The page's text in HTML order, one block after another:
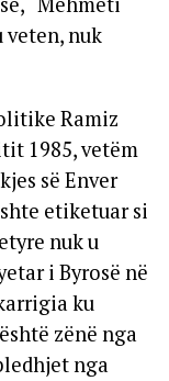
veten, nuk
Ramiz
1985, vetëm
së Enver
etiketuar si
nuk u
i Byrosë në
ku
zënë nga
nga